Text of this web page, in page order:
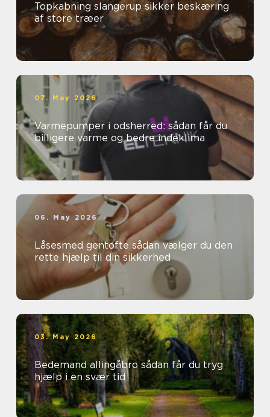
Topkabning slangerup sikker beskæring
af store træer
07. May 2026
Varmepumper i odsherred: sådan får du
billigere varme og bedre indeklima
06. May 2026
Låsesmed gentofte sådan vælger du den
rette hjælp til din sikkerhed
03. May 2026
Bedemand allingåbro sådan får du tryg
hjælp i en svær tid